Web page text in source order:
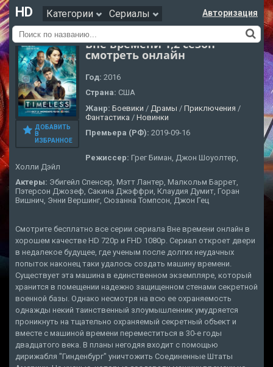
HD Категории Сериалы Авторизация
ДОБАВИТЬ
В
ИЗБРАННОЕ
Вне времени 1,2 сезон
смотреть онлайн
Год: 2016
Страна: США
Жанр: Боевики / Драмы / Приключения /
Фантастика / Новинки
Премьера (РФ): 2019-09-16
Режиссер: Грег Биман, Джон Шоуолтер,
Холли Дэйл
Актеры: Эбигейл Спенсер, Мэтт Лантер, Малкольм Баррет,
Пэтерсон Джозеф, Сакина Джэффри, Клаудия Думит, Горан
Вишнич, Энни Вершинг, Сюзанна Томпсон, Джон Гец
Смотрите бесплатно все серии сериала Вне времени онлайн в
хорошем качестве HD 720p и FHD 1080p. Сериал откроет двери
в недалекое будущее, где ученым после долгих неудачных
попыток наконец таки удалось создать машину времени.
Существует эта машина в единственном экземпляре, который
хранится в помещении надежно защищенном стенами секретной
военной базы. Однако несмотря на всю ее охраняемость
однажды некий таинственный злоумышленник умудряется
проникнуть на тщательно охраняемый секретный объект и
вместе с машиной времени переместиться в 30-е годы
двадцатого века. В планы негодяя входит с помощью
дирижабля "Гинденбург" уничтожить Соединенные Штаты